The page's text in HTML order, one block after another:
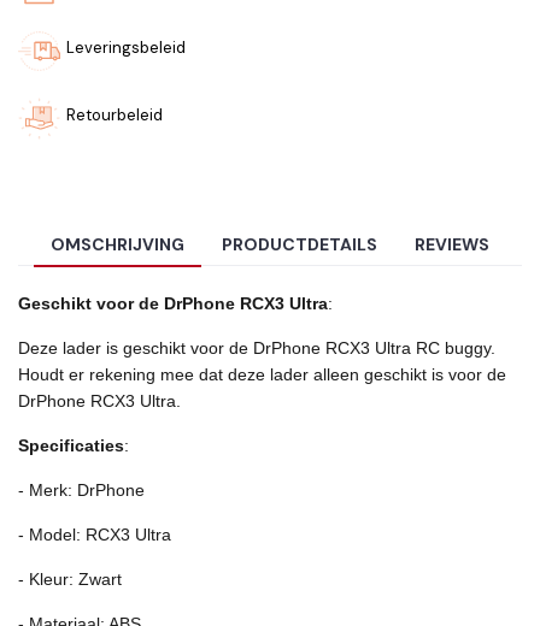
Leveringsbeleid
Retourbeleid
OMSCHRIJVING PRODUCTDETAILS REVIEWS
Geschikt voor de DrPhone RCX3 Ultra:
Deze lader is geschikt voor de DrPhone RCX3 Ultra RC buggy.
Houdt er rekening mee dat deze lader alleen geschikt is voor de
DrPhone RCX3 Ultra.
Specificaties:
- Merk: DrPhone
- Model: RCX3 Ultra
- Kleur: Zwart